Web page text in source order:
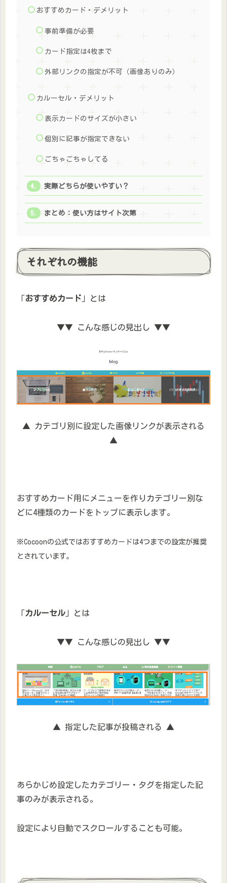
おすすめカード・デメリット
事前準備が必要
カード指定は4枚まで
外部リンクの指定が不可（画像ありのみ）
カルーセル・デメリット
表示カードのサイズが小さい
個別に記事が指定できない
ごちゃごちゃしてる
実際どちらが使いやすい？
まとめ：使い方はサイト次第
それぞれの機能
「おすすめカード 」とは
▼▼ こんな感じの見出し ▼▼
▲ カテゴリ別に設定した画像リンクが表示される
▲
おすすめカード用にメニューを作りカテゴリー別な
どに4種類のカードをトップに表示します。
※Cocoonの公式ではおすすめカードは4つまでの設定が推奨
とされています。
「カルーセル 」とは
▼▼ こんな感じの見出し ▼▼
▲ 指定した記事が投稿される ▲
あらかじめ設定したカテゴリー・タグを指定した記
事のみが表示される。
設定により自動でスクロールすることも可能。